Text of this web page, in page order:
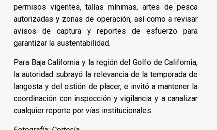
permisos vigentes, tallas mínimas, artes de pesca
autorizadas y zonas de operación, así como a revisar
avisos de captura y reportes de esfuerzo para
garantizar la sustentabilidad.
Para Baja California y la región del Golfo de California,
la autoridad subrayó la relevancia de la temporada de
langosta y del ostión de placer, e invitó a mantener la
coordinación con inspección y vigilancia y a canalizar
cualquier reporte por vías institucionales.